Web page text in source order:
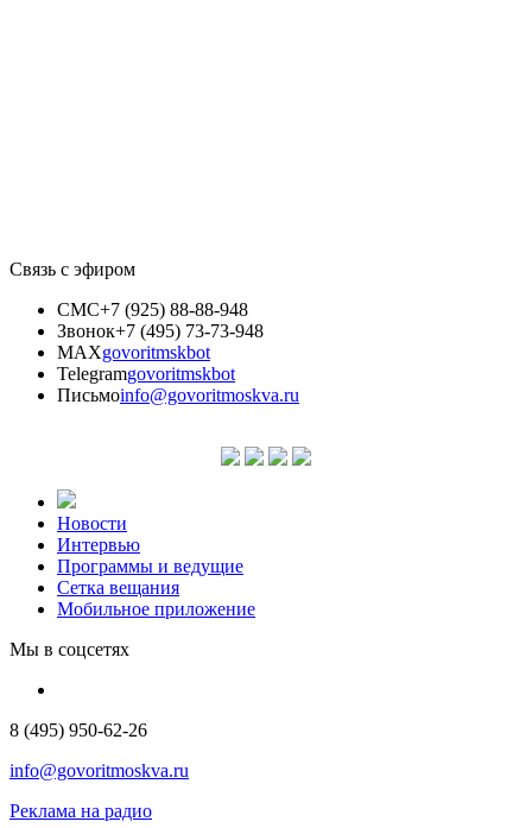
Связь с эфиром
СМС+7 (925) 88-88-948
Звонок+7 (495) 73-73-948
MAXgovoritmskbot
Telegramgovoritmskbot
Письмоinfo@govoritmoskva.ru
Новости
Интервью
Программы и ведущие
Сетка вещания
Мобильное приложение
Мы в соцсетях
8 (495) 950-62-26
info@govoritmoskva.ru
Реклама на радио